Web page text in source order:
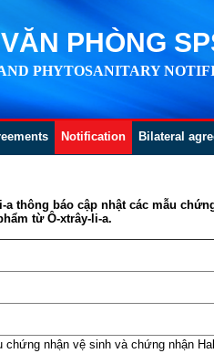
VĂN PHÒNG
PHYTOSANITARY
Notification Bilateral
a thông báo cập nhật các mẫu
từ Ô-xtrây-li-a.
chứng nhận vệ sinh và chứng nhận